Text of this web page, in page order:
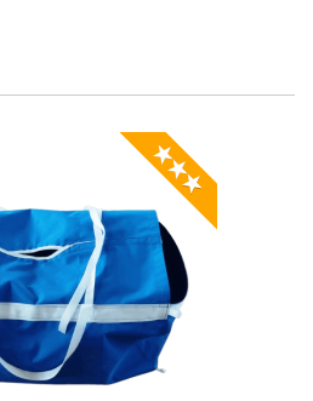
★★★